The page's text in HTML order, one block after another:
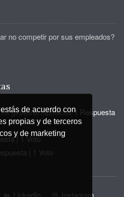
de acuerdo con
propias y de terceros
y de marketing
no competir por sus empleados?
gestiona hipotecas 1 Respuesta
| 1 Voto
1 Voto
LinkedIn Instagram